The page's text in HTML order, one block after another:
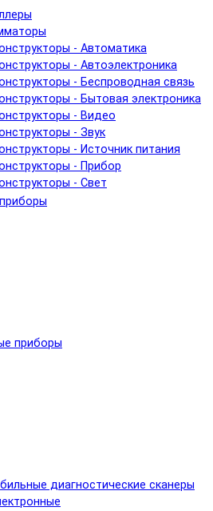
- Автоматика
- Автоэлектроника
- Беспроводная связь
- Бытовая электроника
- Видео
- Звук
- Источник питания
- Прибор
- Свет
приборы
диагностические сканеры